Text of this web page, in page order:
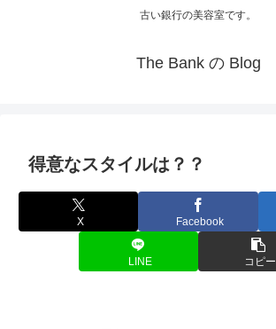
古い銀行の美容室です。
The Bank の Blog
得意なスタイルは？？
X Facebook
LINE コピー